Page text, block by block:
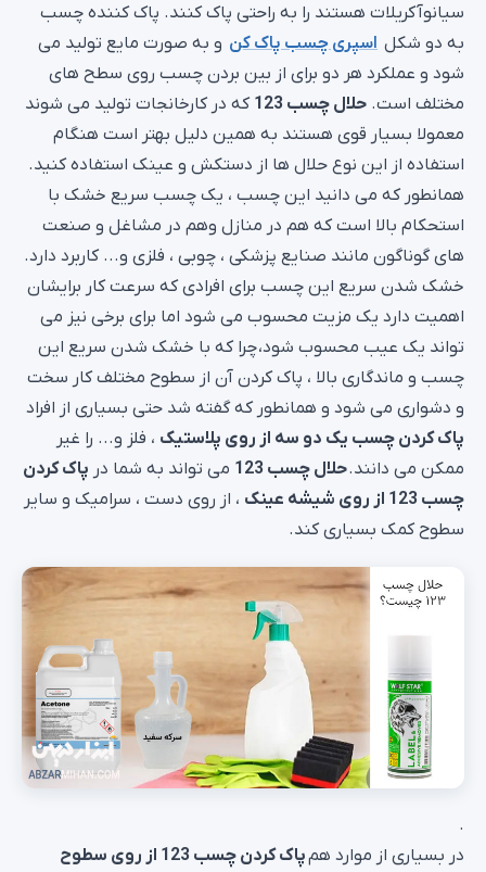
سیانوآکریلات هستند را به راحتی پاک کنند. پاک کننده چسب
به دو شکل اسپری چسب پاک کن و به صورت مایع تولید می
شود و عملکرد هر دو برای از بین بردن چسب روی سطح های
مختلف است. حلال چسب 123
که در کارخانجات تولید می شوند
معمولا بسیار قوی هستند به همین دلیل بهتر است هنگام
استفاده از این نوع حلال ها از دستکش و عینک استفاده کنید.
همانطور که می دانید این چسب ، یک چسب سریع خشک با
استحکام بالا است که هم در منازل وهم در مشاغل و صنعت
های گوناگون مانند صنایع پزشکی ، چوبی ، فلزی و... کاربرد دارد.
خشک شدن سریع این چسب برای افرادی که سرعت کار برایشان
اهمیت دارد یک مزیت محسوب می شود اما برای برخی نیز می
تواند یک عیب محسوب شود، چرا که با خشک شدن سریع این
چسب و ماندگاری بالا ، پاک کردن آن از سطوح مختلف کار سخت
و دشواری می شود و همانطور که گفته شد حتی بسیاری از افراد
پاک کردن چسب یک دو سه از روی پلاستیک ، فلز و... را غیر
ممکن می دانند.حلال چسب 123 می تواند به شما در پاک کردن
چسب 123 از روی شیشه عینک
، از روی دست ، سرامیک و سایر
سطوح کمک بسیاری کند.
.
در بسیاری از موارد همپاک کردن چسب 123 از روی سطوح